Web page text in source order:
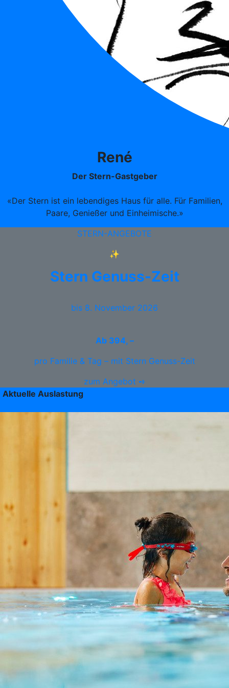
STERN-ANGEBOTE
✨
Stern Genuss-Zeit
bis 8. November 2026
Ab 394, –
pro Familie & Tag – mit Stern Genuss-Zeit
zum Angebot ➺
René
Der Stern-Gastgeber
«Der Stern ist ein lebendiges Haus für alle. Für Familien,
Paare, Genießer und Einheimische.»
Aktuelle Auslastung